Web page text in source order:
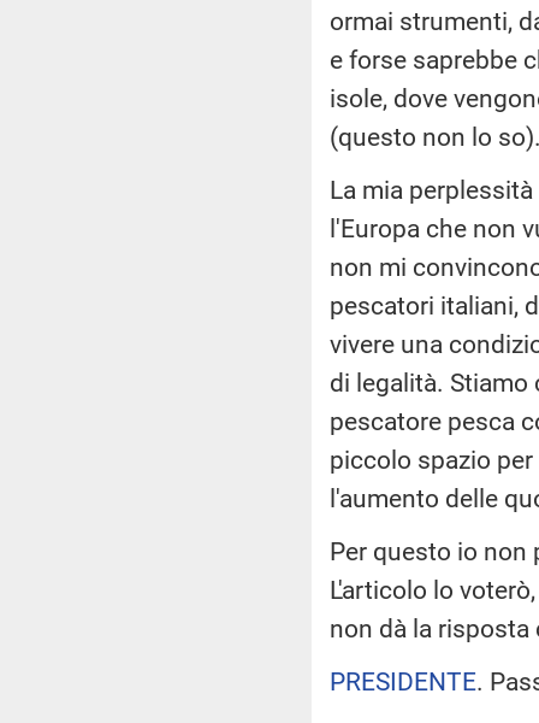
ormai strumenti,
e forse saprebbe
isole, dove
(questo non lo
La mia
l'Europa che non
non mi
pescatori italiani,
vivere una
di legalità. Stiamo
pescatore pesca
piccolo spazio
l'aumento delle
Per questo io non
L'articolo lo
non dà la
PRESIDENTE.